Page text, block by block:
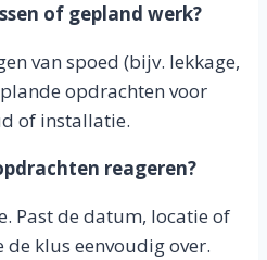
of gepland werk?
van spoed (bijv. lekkage,
opdrachten voor
of installatie.
reageren?
Past de datum, locatie of
klus eenvoudig over.